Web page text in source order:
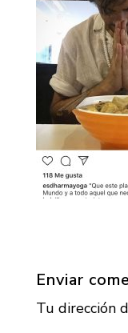
Enviar
Tu dirección